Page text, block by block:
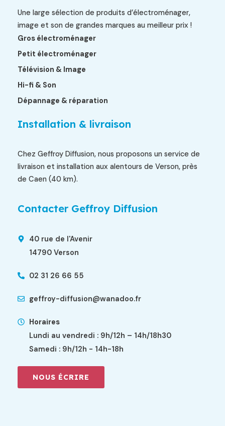
Une large sélection de produits d’électroménager,
image et son de grandes marques au meilleur prix !
Gros électroménager
Petit électroménager
Télévision & Image
Hi-fi & Son
Dépannage & réparation
Installation & livraison
Chez Geffroy Diffusion, nous proposons un service de
livraison et installation aux alentours de Verson, près
de Caen (40 km).
Contacter Geffroy Diffusion
40 rue de l'Avenir
14790 Verson
02 31 26 66 55
geffroy-diffusion@wanadoo.fr
Horaires
Lundi au vendredi : 9h/12h – 14h/18h30
Samedi : 9h/12h - 14h-18h
NOUS ÉCRIRE